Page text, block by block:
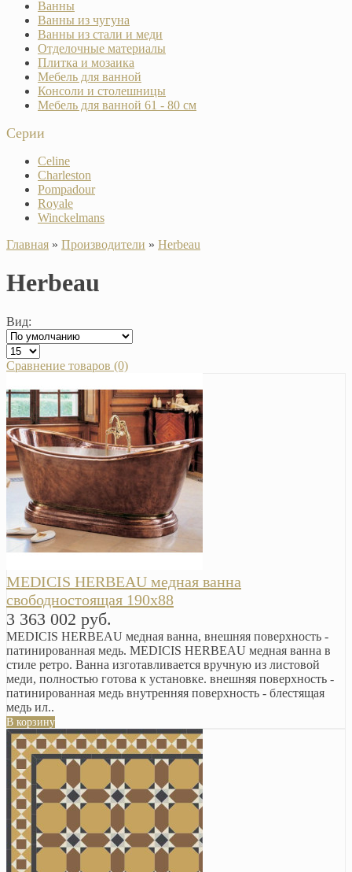
Ванны
Ванны из чугуна
Ванны из стали и меди
Отделочные материалы
Плитка и мозаика
Мебель для ванной
Консоли и столешницы
Мебель для ванной 61 - 80 см
Серии
Celine
Charleston
Pompadour
Royale
Winckelmans
Главная » Производители » Herbeau
Herbeau
Вид:
Сравнение товаров (0)
MEDICIS HERBEAU медная ванна
свободностоящая 190х88
3 363 002 руб.
MEDICIS HERBEAU медная ванна, внешняя поверхность -
патинированная медь. MEDICIS HERBEAU медная ванна в
стиле ретро. Ванна изготавливается вручную из листовой
меди, полностью готова к установке. внешняя поверхность -
патинированная медь внутренняя поверхность - блестящая
медь ил..
В корзину